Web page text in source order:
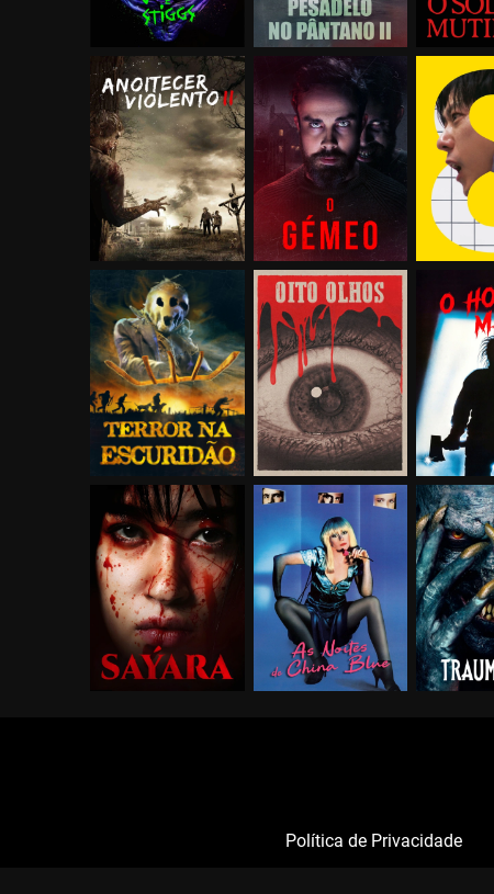
Política de Privacidade